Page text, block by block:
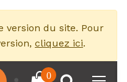
version du site. Pour
cliquez ici.
0